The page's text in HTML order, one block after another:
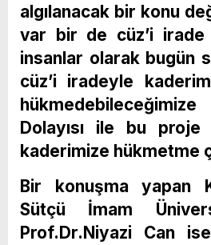
algılanacak bir konu
var bir de cüz’i irade
insanlar olarak bugün
cüz’i iradeyle
Dolayısı ile bu
kaderimize hükmetme
Bir konuşma yapan
Sütçü İmam
Prof.Dr.Niyazi Can